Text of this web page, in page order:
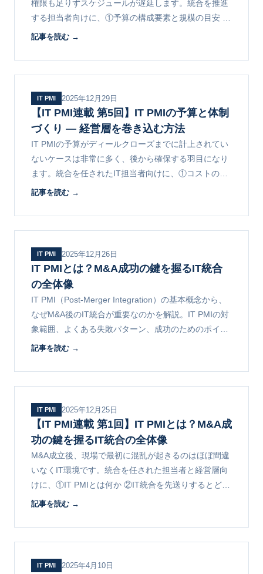
権限も足りずスケジュールが遅延します。統合を推進
する担当者向けに、①予算の構成要素と規模の目安 ②
経営層への説明フレームワーク ③体制と会議体の設計
記事を読む →
IT PMI 2025年12月29日
【IT PMI連載 第5回】IT PMIの予算と体制
づくり ― 経営層を巻き込む方法
IT PMIの予算がディールクローズまでに計上されてい
ないケースは非常に多く、後から確保する羽目になり
ます。統合を任されたIT担当者向けに、①コストの構
造 ②経営層への説明の3フレーム ③予算超過を防ぐル
記事を読む →
IT PMI 2025年12月26日
IT PMIとは？M&A成功の鍵を握るIT統合
の全体像
IT PMI（Post-Merger Integration）の基本概念から、
なぜM&A後のIT統合が重要なのかを解説。IT PMIの対
象範囲、よくある失敗パターン、成功のためのポイン
トを経営者・情シス担当者向けにまとめます。
記事を読む →
IT PMI 2025年12月25日
【IT PMI連載 第1回】IT PMIとは？M&A成
功の鍵を握るIT統合の全体像
M&A成立後、現場で最初に混乱が起きるのはほぼ間違
いなくIT環境です。統合を任された担当者と経営層向
けに、①IT PMIとは何か ②IT統合を先送りするとどう
なるか ③4つのフェーズで見る全体像を解説します。
記事を読む →
IT PMI 2025年4月10日